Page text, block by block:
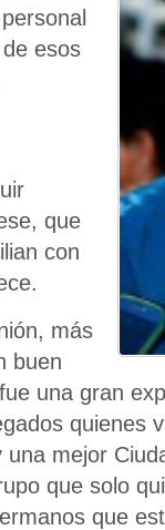
esos
que
con
más
buen
una gran
quienes
mejor
que solo
que